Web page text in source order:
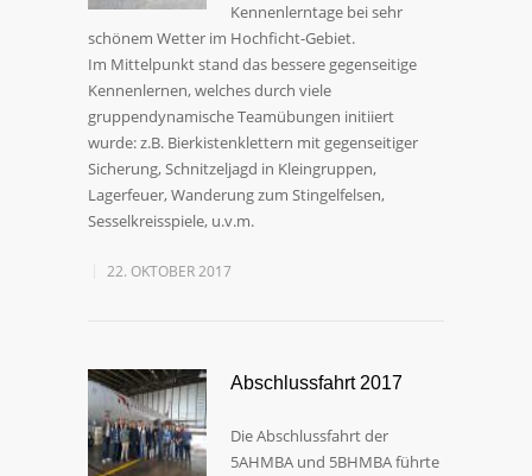
Kennenlerntage bei sehr
schönem Wetter im Hochficht-Gebiet.
Im Mittelpunkt stand das bessere gegenseitige
Kennenlernen, welches durch viele
gruppendynamische Teamübungen initiiert
wurde: z.B. Bierkistenklettern mit gegenseitiger
Sicherung, Schnitzeljagd in Kleingruppen,
Lagerfeuer, Wanderung zum Stingelfelsen,
Sesselkreisspiele, u.v.m.
22. OKTOBER 2017
Abschlussfahrt 2017
Die Abschlussfahrt der
5AHMBA und 5BHMBA führte